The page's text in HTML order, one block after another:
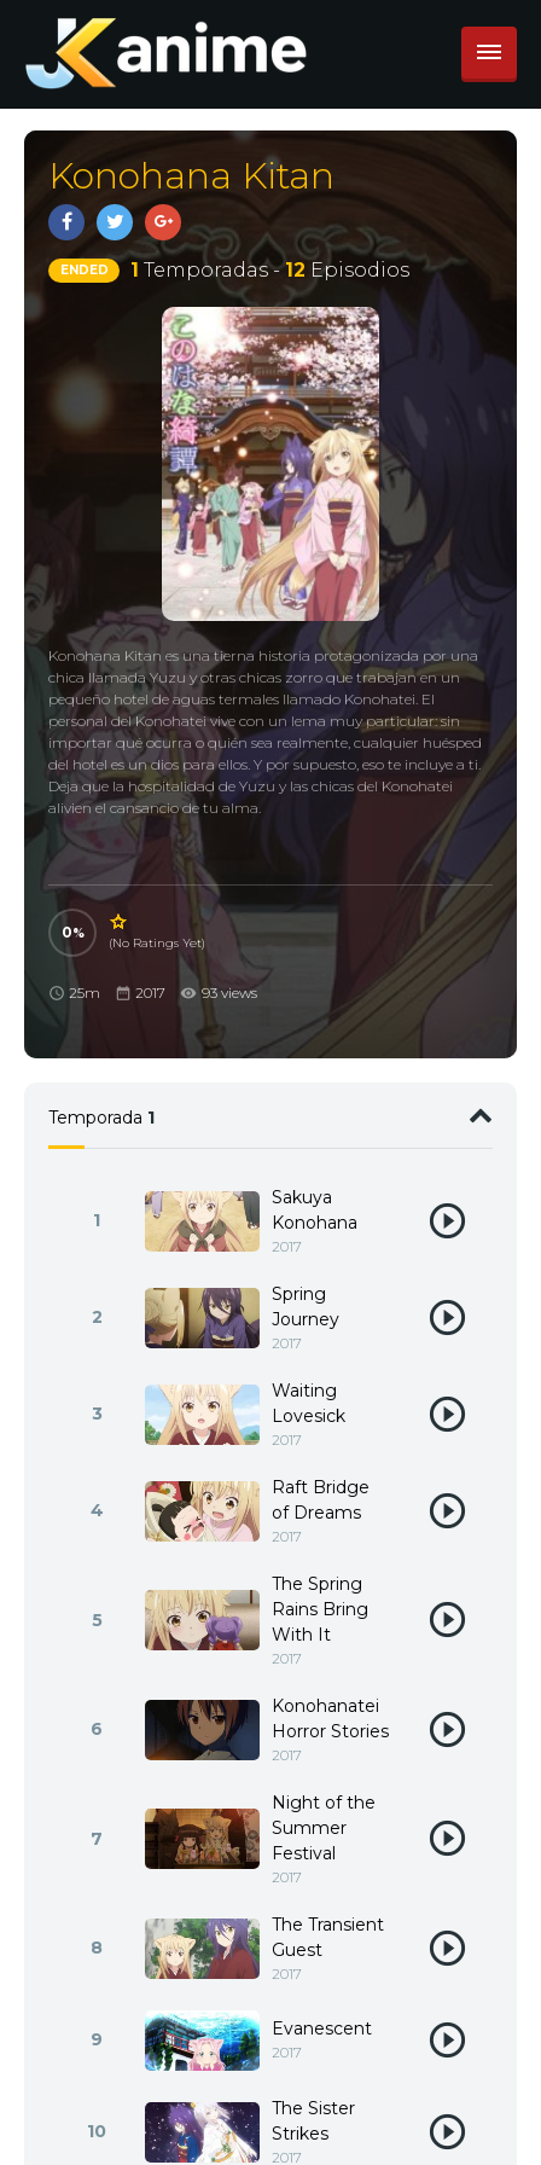
Konohana Kitan
ENDED 1 Temporadas -12 Episodios
Konohana Kitan es una tierna historia protagonizada por una
chica llamada Yuzu y otras chicas zorro que trabajan en un
pequeño hotel de aguas termales llamado Konohatei. El
personal del Konohatei vive con un lema muy particular: sin
importar qué ocurra o quién sea realmente, cualquier huésped
del hotel es un dios para ellos. Y por supuesto, eso te incluye a ti.
Deja que la hospitalidad de Yuzu y las chicas del Konohatei
alivien el cansancio de tu alma.
0
(No Ratings Yet)
25m 2017 93 views
Temporada 1
1
Sakuya
Konohana
2017
2
Spring
Journey
2017
3
Waiting
Lovesick
2017
4
Raft Bridge
of Dreams
2017
5
The Spring
Rains Bring
With It
2017
6
Konohanatei
Horror Stories
2017
7
Night of the
Summer
Festival
2017
8
The Transient
Guest
2017
9 Evanescent
2017
10
The Sister
Strikes
2017